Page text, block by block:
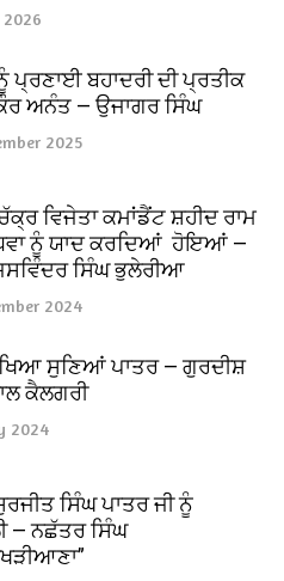
2026
ਪ੍ਰਣਾਈ ਬਹਾਦਰੀ ਦੀ ਪ੍ਰਤੀਕ
ਅਨੰਤ — ਉਜਾਗਰ ਸਿੰਘ
2025
ਵਿਜੇਤਾ ਕਮਾਂਡੈਂਟ ਸ਼ਹੀਦ ਰਾਮ
ਨੂੰ ਯਾਦ ਕਰਦਿਆਂ ਹੋਇਆਂ —
ਸਿੰਘ ਭੁਲੇਰੀਆ
2024
ਸੁਣਿਆਂ ਪਾਤਰ — ਗੁਰਦੀਸ਼
ਕੈਲਗਰੀ
2024
ਸਿੰਘ ਪਾਤਰ ਜੀ ਨੂੰ
— ਨਛੱਤਰ ਸਿੰਘ